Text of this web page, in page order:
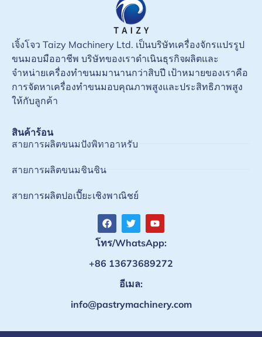
เจิ้งโจว Taizy Machinery Ltd. เป็นบริษัทเครื่องจักรแปรรูป
ขนมอบมืออาชีพ บริษัทของเราดำเนินธุรกิจผลิตและ
จำหน่ายเครื่องทำขนมมานานกว่าสิบปี เป้าหมายของเราคือ
การจัดหาเครื่องทำขนมอบคุณภาพสูงและประสิทธิภาพสูง
ให้กับลูกค้า
สินค้าร้อน
สายการผลิตขนมปังพิทาอาหรับ
สายการผลิตขนมชินชิน
สายการผลิตปอเปี๊ยะเชิงพาณิชย์
โทร/WhatsApp:
+86 13673689272
อีเมล:
info@pastrymachinery.com